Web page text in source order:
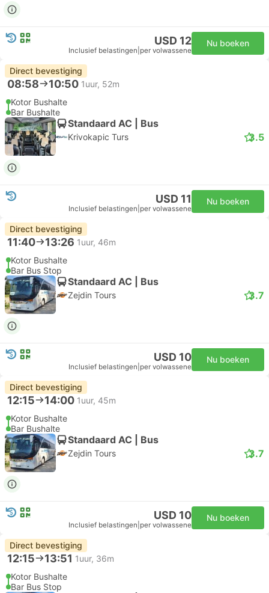
USD 12
Inclusief belastingen per volwassene
Nu boeken
Direct bevestiging
08:58 10:50 1uur, 52m
Kotor Bushalte
Bar Bushalte
Standaard AC | Bus
Krivokapic Turs 3.5
USD 11
Inclusief belastingen per volwassene
Nu boeken
Direct bevestiging
11:40 13:26 1uur, 46m
Kotor Bushalte
Bar Bus Stop
Standaard AC | Bus
Zejdin Tours 3.7
USD 10
Inclusief belastingen per volwassene
Nu boeken
Direct bevestiging
12:15 14:00 1uur, 45m
Kotor Bushalte
Bar Bushalte
Standaard AC | Bus
Zejdin Tours 3.7
USD 10
Inclusief belastingen per volwassene
Nu boeken
Direct bevestiging
12:15 13:51 1uur, 36m
Kotor Bushalte
Bar Bus Stop